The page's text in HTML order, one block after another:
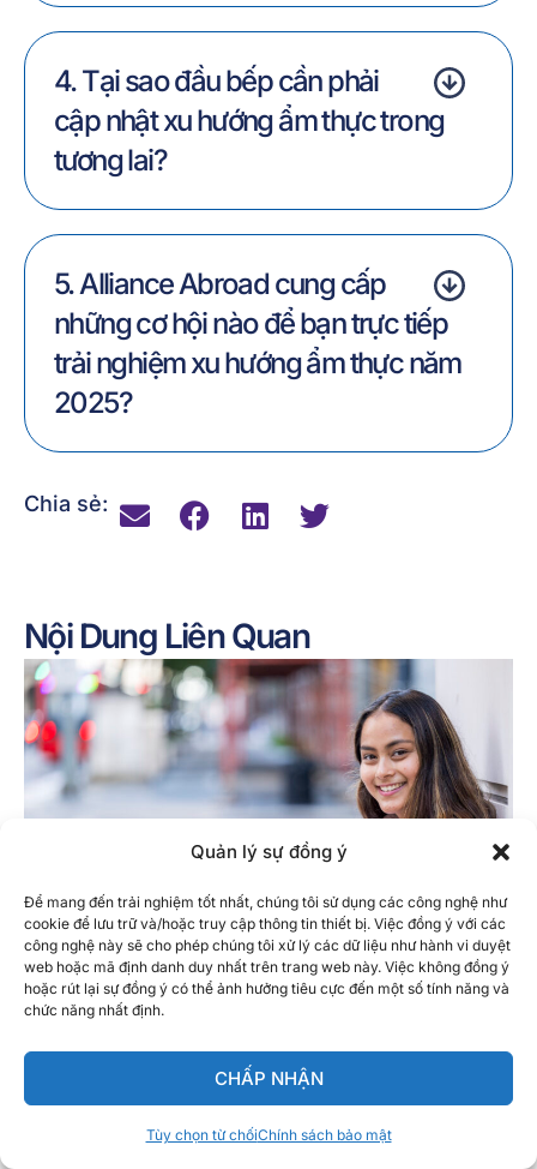
Quản lý sự đồng ý
Để mang đến trải nghiệm tốt nhất, chúng tôi sử dụng các công nghệ như
cookie để lưu trữ và/hoặc truy cập thông tin thiết bị. Việc đồng ý với các
công nghệ này sẽ cho phép chúng tôi xử lý các dữ liệu như hành vi duyệt
web hoặc mã định danh duy nhất trên trang web này. Việc không đồng ý
hoặc rút lại sự đồng ý có thể ảnh hưởng tiêu cực đến một số tính năng và
chức năng nhất định.
CHẤP NHẬN
Tùy chọn từ chốiChính sách bảo mật
4. Tại sao đầu bếp cần phải
cập nhật xu hướng ẩm thực trong
tương lai?
5. Alliance Abroad cung cấp
những cơ hội nào để bạn trực tiếp
trải nghiệm xu hướng ẩm thực năm
2025?
Chia sẻ:
Nội Dung Liên Quan
Tin tức
Tiếng Việt